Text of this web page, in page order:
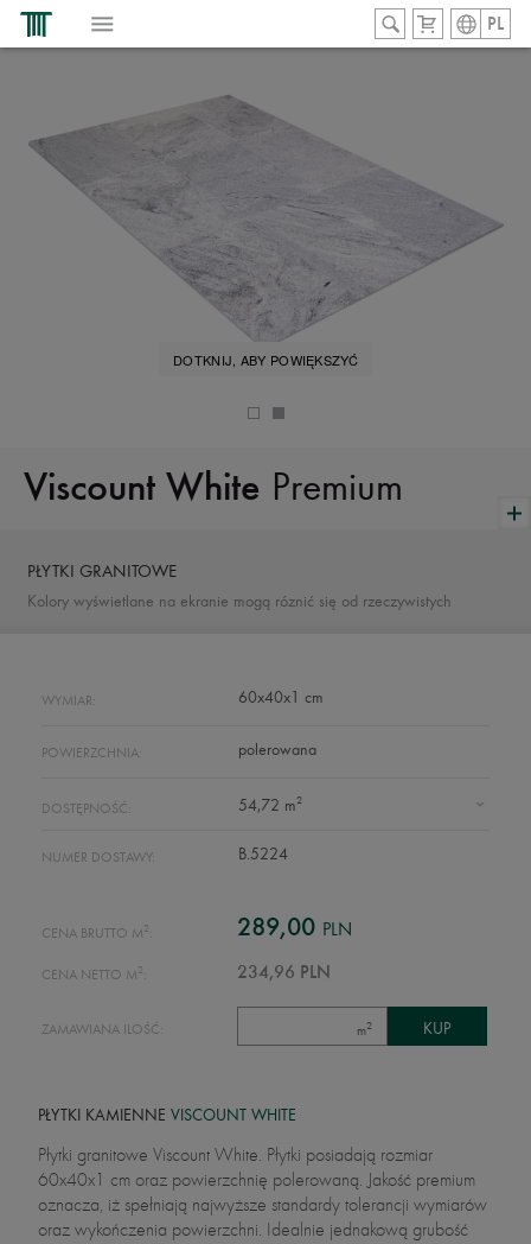
PL
Viscount White Premium
DOTKNIJ, ABY POWIĘKSZYĆ
PŁYTKI GRANITOWE
Kolory wyświetlane na ekranie mogą róznić się od rzeczywistych
WYMIAR: 60x40x1 cm
POWIERZCHNIA: polerowana
DOSTĘPNOŚĆ: 54,72 m2
NUMER DOSTAWY: B.5224
CENA BRUTTO M2: 289,00 PLN
CENA NETTO M2: 234,96 PLN
ZAMAWIANA ILOŚĆ: m2
PŁYTKI KAMIENNE VISCOUNT WHITE
Płytki granitowe Viscount White. Płytki posiadają rozmiar
60x40x1 cm oraz powierzchnię polerowaną. Jakość premium
oznacza, iż spełniają najwyższe standardy tolerancji wymiarów
oraz wykończenia powierzchni. Idealnie jednakową grubość